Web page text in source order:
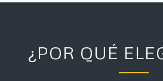
¿POR QUÉ